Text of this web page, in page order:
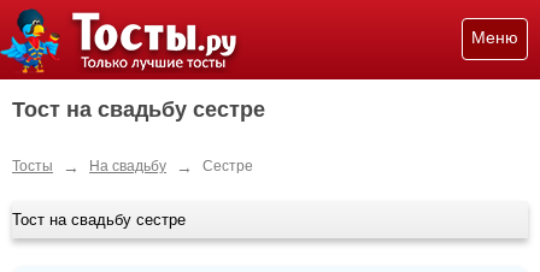
Меню
Тост на свадьбу сестре
Тосты → На свадьбу → Сестре
Тост на свадьбу сестре